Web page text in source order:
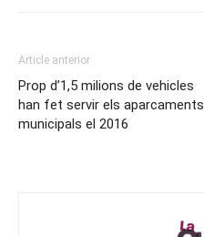
Article anterior
Prop d’1,5 milions de vehicles
han fet servir els aparcaments
municipals el 2016